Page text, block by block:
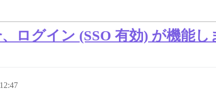
ログイン (SSO 有効) が機能し